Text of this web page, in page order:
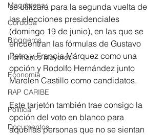
Magdalena
Córdoba
Bloggeros
Hermanos Mayores
Economía
RAP CARIBE
Política
Documentos
se utilizará para la segunda vuelta de
las elecciones presidenciales
(domingo 19 de junio), en las que se
encuentran las fórmulas de Gustavo
Petro y Francia Márquez como una
opción y Rodolfo Hernández junto
Marelen Castillo como candidatos.
Este tarjetón también trae consigo la
opción del voto en blanco para
aquellas personas que no se sientan